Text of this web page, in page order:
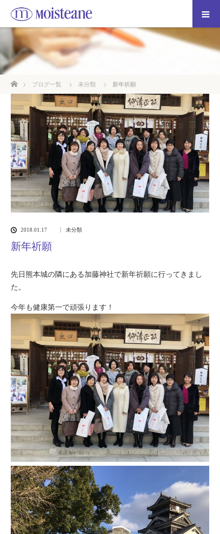
ホームブログ一覧 未分類 新年祈願
2018.01.17 未分類
新年祈願
先日熊本城の隣にある加藤神社で新年祈願に行ってきまし
た。
今年も健康第一で頑張ります！